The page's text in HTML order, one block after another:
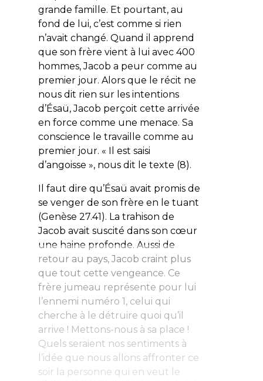
grande famille. Et pourtant, au
fond de lui, c’est comme si rien
n’avait changé. Quand il apprend
que son frère vient à lui avec 400
hommes, Jacob a peur comme au
premier jour. Alors que le récit ne
nous dit rien sur les intentions
d’Ésaü, Jacob perçoit cette arrivée
en force comme une menace. Sa
conscience le travaille comme au
premier jour. « Il est saisi
d’angoisse », nous dit le texte (8).
Il faut dire qu’Ésaü avait promis de
se venger de son frère en le tuant
(Genèse 27.41). La trahison de
Jacob avait suscité dans son cœur
une haine profonde. Aussi de
retour au pays, Jacob craint plus
que tout cette vengeance. Ce
frère jumeau représente pour lui
l’ennemi numéro 1, celui qui
cherche à le détruire quoi qu’il
arrive ! Mettons-nous à sa place !
Quels seraient nos sentiments à
l’idée que nous allons affronter ce
soir la personne qui en veut le